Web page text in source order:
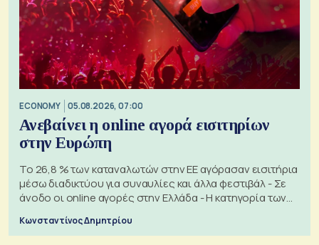
ECONOMY 05.08.2026, 07:00
Ανεβαίνει η online αγορά εισιτηρίων
στην Ευρώπη
Το 26,8 % των καταναλωτών στην ΕΕ αγόρασαν εισιτήρια
μέσω διαδικτύου για συναυλίες και άλλα φεστιβάλ - Σε
άνοδο οι online αγορές στην Ελλάδα - Η κατηγορία των
Κωνσταντίνος Δημητρίου